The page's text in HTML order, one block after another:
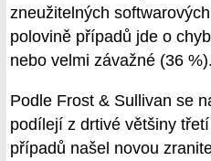
zneužitelných
polovině případů jde o
nebo velmi závažné (36 %).
Podle Frost & Sullivan se
podílejí z drtivé většiny
případů našel novou